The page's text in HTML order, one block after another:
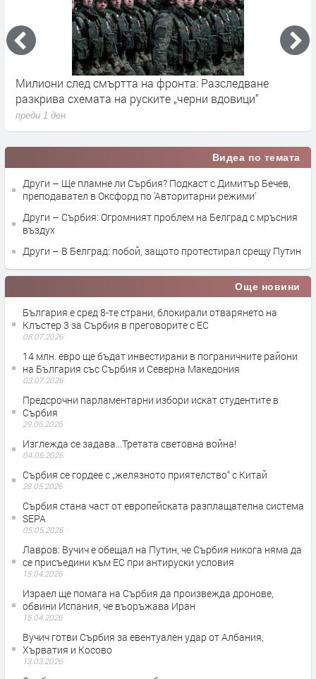
Милиони след смъртта на фронта: Разследване
разкрива схемата на руските „черни вдовици“
преди 1 ден
Видеа по темата
Други – Ще пламне ли Сърбия? Подкаст с Димитър Бечев,
преподавател в Оксфорд по 'Авторитарни режими'
Други – Сърбия: Огромният проблем на Белград с мръсния
въздух
Други – В Белград: побой, защото протестирал срещу Путин
Още новини
България е сред 8-те страни, блокирали отварянето на
Клъстер 3 за Сърбия в преговорите с ЕС
08.07.2026
14 млн. евро ще бъдат инвестирани в пограничните райони
на България със Сърбия и Северна Македония
03.07.2026
Предсрочни парламентарни избори искат студентите в
Сърбия
29.06.2026
Изглежда се задава...Третата световна война!
04.06.2026
Сърбия се гордее с „желязното приятелство“ с Китай
28.05.2026
Сърбия стана част от европейската разплащателна система
SEPA
05.05.2026
Лавров: Вучич е обещал на Путин, че Сърбия никога няма да
се присъедини към ЕС при антируски условия
15.04.2026
Израел ще помага на Сърбия да произвежда дронове,
обвини Испания, че въоръжава Иран
15.04.2026
Вучич готви Сърбия за евентуален удар от Албания,
Хърватия и Косово
13.03.2026